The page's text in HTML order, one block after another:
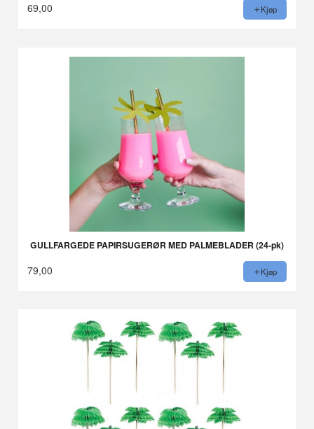
69,00 Kjøp
GULLFARGEDE PAPIRSUGERØR MED PALMEBLADER (24-pk)
79,00 Kjøp